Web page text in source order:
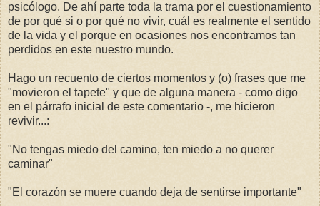
psicólogo. De ahí parte toda la trama por el cuestionamiento
de por qué si o por qué no vivir, cuál es realmente el sentido
de la vida y el porque en ocasiones nos encontramos tan
perdidos en este nuestro mundo.
Hago un recuento de ciertos momentos y (o) frases que me
"movieron el tapete" y que de alguna manera - como digo
en el párrafo inicial de este comentario -, me hicieron
revivir...:
"No tengas miedo del camino, ten miedo a no querer
caminar"
"El corazón se muere cuando deja de sentirse importante"